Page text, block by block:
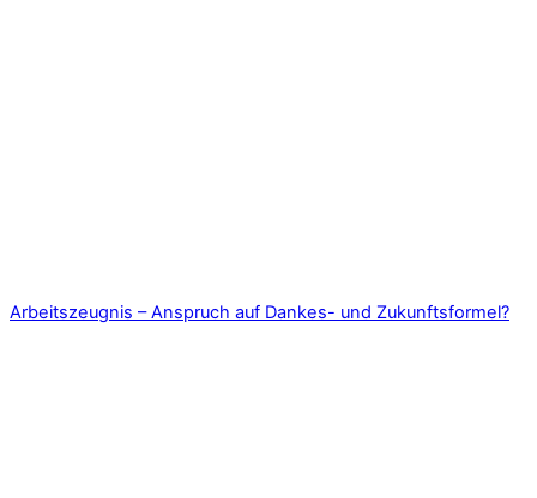
Arbeitszeugnis – Anspruch auf Dankes- und Zukunftsformel?